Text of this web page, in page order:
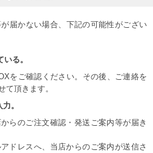
届かない場合、下記の可能性がござい
る。
をご確認ください。その後、ご連絡を
て頂きます。
。
らのご注文確認・発送ご案内等が届き
ドレスへ、当店からのご案内が送信さ